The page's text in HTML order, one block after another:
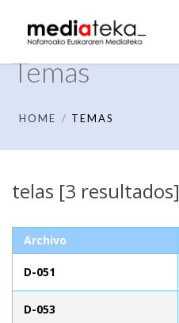
Temas
HOME TEMAS
telas [3 resultados]
Archivo
D-051
D-053